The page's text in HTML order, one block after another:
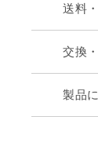
送料
交換
製品